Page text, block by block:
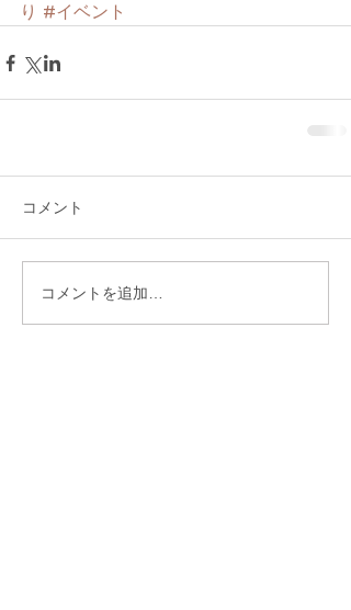
り #イベント
コメント
コメントを追加…